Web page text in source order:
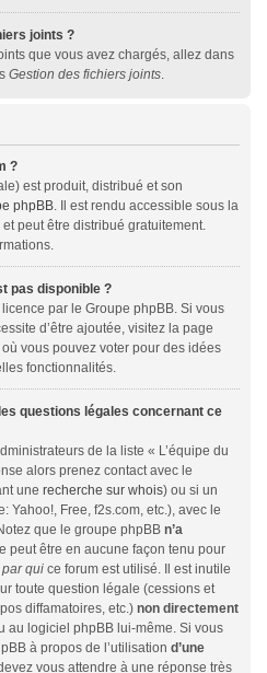
joints ?
que vous avez chargés, allez dans
Gestion des fichiers joints.
?
est produit, distribué et son
phpBB. Il est rendu accessible sous la
peut être distribué gratuitement.
pas disponible ?
par le Groupe phpBB. Si vous
d’être ajoutée, visitez la page
vous pouvez voter pour des idées
fonctionnalités.
questions légales concernant ce
de la liste « L’équipe du
alors prenez contact avec le
une recherche sur whois) ou si un
Yahoo!, Free, f2s.com, etc.), avec le
que le groupe phpBB n’a
peut être en aucune façon tenu pour
par qui ce forum est utilisé. Il est inutile
toute question légale (cessions et
diffamatoires, etc.) non directement
au logiciel phpBB lui-même. Si vous
à propos de l’utilisation d’une
vous attendre à une réponse très